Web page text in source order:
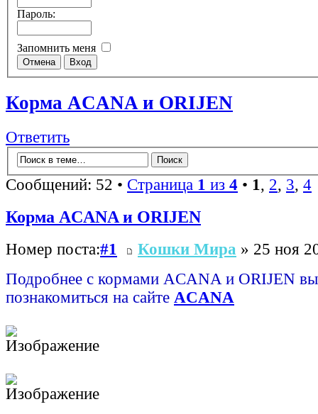
Пароль:
Запомнить меня
Корма ACANA и ORIJEN
Ответить
Сообщений: 52 • Страница 1 из 4 • 1, 2, 3, 4
Корма ACANA и ORIJEN
Номер поста:#1 Кошки Мира » 25 ноя
Подробнее с кормами ACANA и ORIJEN
познакомиться на сайте ACANA